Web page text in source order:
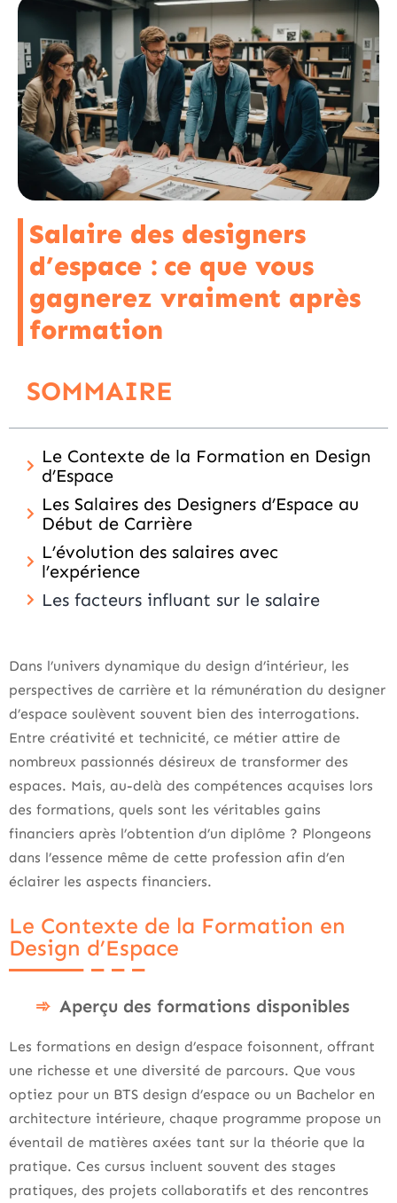
Salaire des designers
d’espace : ce que vous
gagnerez vraiment après
formation
SOMMAIRE
Le Contexte de la Formation en Design
d’Espace
Les Salaires des Designers d’Espace au
Début de Carrière
L’évolution des salaires avec
l’expérience
Les facteurs influant sur le salaire
Dans l’univers dynamique du design d’intérieur, les
perspectives de carrière et la rémunération du designer
d’espace soulèvent souvent bien des interrogations.
Entre créativité et technicité, ce métier attire de
nombreux passionnés désireux de transformer des
espaces. Mais, au-delà des compétences acquises lors
des formations, quels sont les véritables gains
financiers après l’obtention d’un diplôme ? Plongeons
dans l’essence même de cette profession afin d’en
éclairer les aspects financiers.
Le Contexte de la Formation en
Design d’Espace
Aperçu des formations disponibles
Les formations en design d’espace foisonnent, offrant
une richesse et une diversité de parcours. Que vous
optiez pour un BTS design d’espace ou un Bachelor en
architecture intérieure, chaque programme propose un
éventail de matières axées tant sur la théorie que la
pratique. Ces cursus incluent souvent des stages
pratiques, des projets collaboratifs et des rencontres